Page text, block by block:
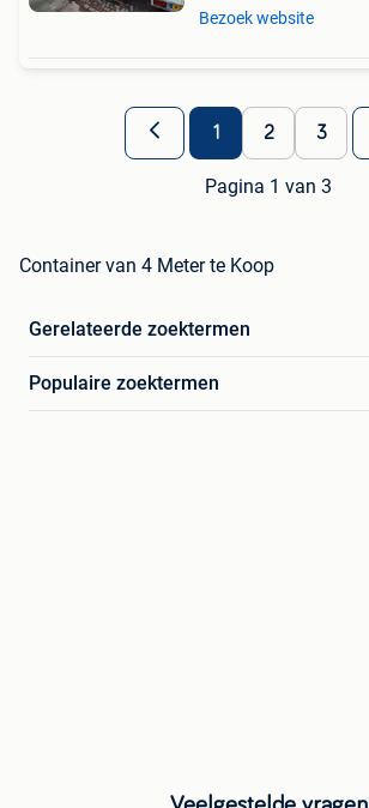
Bezoek website
1 2 3
Pagina 1 van 3
Container van 4 Meter te Koop
Gerelateerde zoektermen
Populaire zoektermen